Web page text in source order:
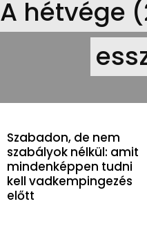
A hétvége
Szabadon, de nem
szabályok nélkül: amit
mindenképpen tudni
kell vadkempingezés
előtt